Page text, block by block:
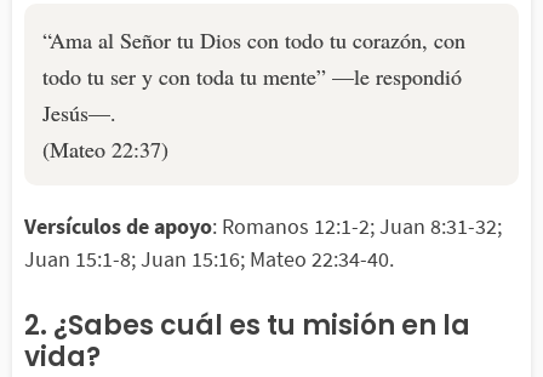
“Ama al Señor tu Dios con todo tu corazón, con
todo tu ser y con toda tu mente” —le respondió
Jesús—.
(Mateo 22:37)
Versículos de apoyo: Romanos 12:1-2; Juan 8:31-32;
Juan 15:1-8; Juan 15:16; Mateo 22:34-40.
2. ¿Sabes cuál es tu misión en la
vida?